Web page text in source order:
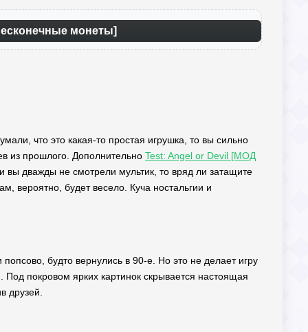
монеты]
что это какая-то простая игрушка, то вы сильно
из прошлого. Дополнительно Test: Angel or Devil [МОД
вы дважды не смотрели мультик, то вряд ли затащите
вероятно, будет весело. Куча ностальгии и
будто вернулись в 90-е. Но это не делает игру
покровом ярких картинок скрывается настоящая
друзей.